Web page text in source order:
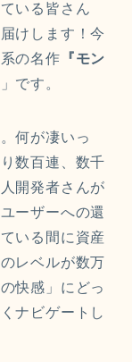
いる皆さん
けします！今
の名作 『モン
です。
何が凄いっ
数百連、数千
開発者さんが
ーザーへの還
いる間に資産
レベルが数万
快感」にどっ
ナビゲートし